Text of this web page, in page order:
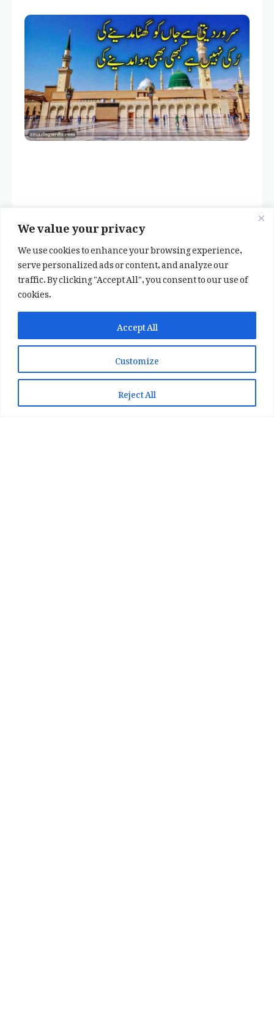
We value your privacy
We use cookies to enhance your browsing experience,
serve personalized ads or content, and analyze our
traffic. By clicking "Accept All", you consent to our use of
cookies.
Customize
Reject All
Accept All
✕ ✨ اپنی پسند کا فرمايشی کلام لکھوائیں
یا ہماری خوبصورت شاعری ایپ انسٹال کریں